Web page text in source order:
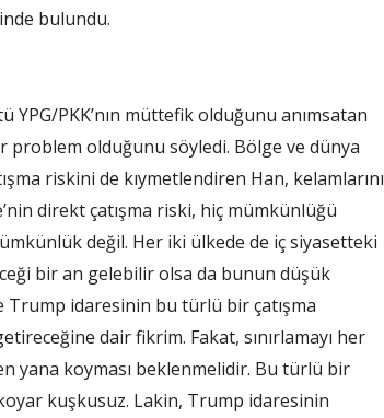
bulundu.
YPG/PKK’nın müttefik olduğunu anımsatan
olduğunu söyledi. Bölge ve dünya
riskini de kıymetlendiren Han, kelamlarını
direkt çatışma riski, hiç mümkünlüğü
değil. Her iki ülkede de iç siyasetteki
bir an gelebilir olsa da bunun düşük
idaresinin bu türlü bir çatışma
dair fikrim. Fakat, sınırlamayı her
yana koyması beklenmelidir. Bu türlü bir
kuşkusuz. Lakin, Trump idaresinin